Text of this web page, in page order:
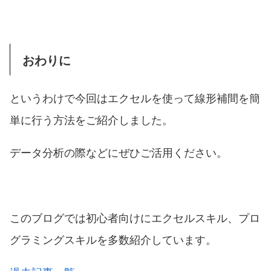
おわりに
というわけで今回はエクセルを使って線形補間を簡
単に行う方法をご紹介しました。
データ分析の際などにぜひご活用ください。
このブログでは初心者向けにエクセルスキル、プロ
グラミングスキルを多数紹介しています。